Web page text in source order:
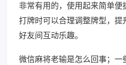
非常有用的，使用起来简单
打牌时可以合理调整牌型，提
好友间互动乐趣。
微信麻将老输是怎么回事；一